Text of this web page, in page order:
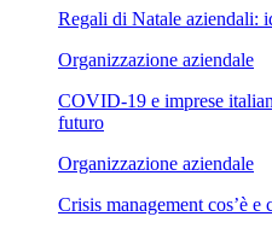
Regali di Natale aziendali:
Organizzazione aziendale
COVID-19 e imprese
futuro
Organizzazione aziendale
Crisis management cos’è e